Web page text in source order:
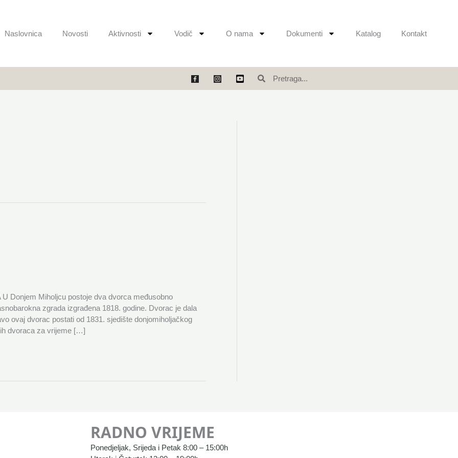
Naslovnica Novosti Aktivnosti Vodič O nama Dokumenti Katalog Kontakt
Donjem Miholjcu postoje dva dvorca međusobno
zgrada izgrađena 1818. godine. Dvorac je dala
ovaj dvorac postati od 1831. sjedište donjomiholjačkog
dvoraca za vrijeme […]
RADNO VRIJEME
Ponedjeljak, Srijeda i Petak 8:00 – 15:00h